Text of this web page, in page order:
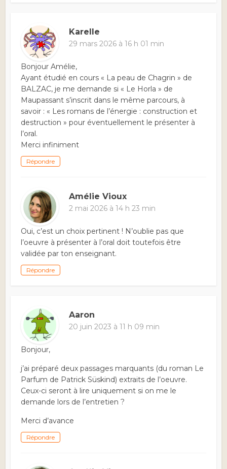
Karelle
29 mars 2026 à 16 h 01 min
Bonjour Amélie,
Ayant étudié en cours « La peau de Chagrin » de
BALZAC, je me demande si « Le Horla » de
Maupassant s’inscrit dans le même parcours, à
savoir : « Les romans de l’énergie : construction et
destruction » pour éventuellement le présenter à
l’oral.
Merci infiniment
Répondre
Amélie Vioux
2 mai 2026 à 14 h 23 min
Oui, c’est un choix pertinent ! N’oublie pas que
l’oeuvre à présenter à l’oral doit toutefois être
validée par ton enseignant.
Répondre
Aaron
20 juin 2023 à 11 h 09 min
Bonjour,
j’ai préparé deux passages marquants (du roman Le
Parfum de Patrick Süskind) extraits de l’oeuvre.
Ceux-ci seront à lire uniquement si on me le
demande lors de l’entretien ?
Merci d’avance
Répondre